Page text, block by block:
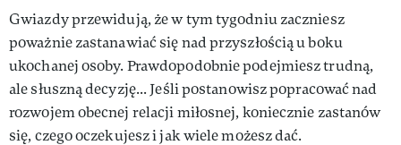
Gwiazdy przewidują, że w tym tygodniu zaczniesz
poważnie zastanawiać się nad przyszłością u boku
ukochanej osoby. Prawdopodobnie podejmiesz trudną,
ale słuszną decyzję... Jeśli postanowisz popracować nad
rozwojem obecnej relacji miłosnej, koniecznie zastanów
się, czego oczekujesz i jak wiele możesz dać.